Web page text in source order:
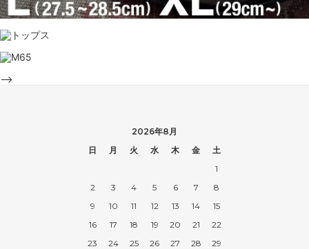
-->
2026年8月
日
月 火 水 木 金
土
1
2
3 4 5 6 7
8
9
10 11 12 13 14
15
16
17 18 19 20 21
22
23
24 25 26 27 28
29